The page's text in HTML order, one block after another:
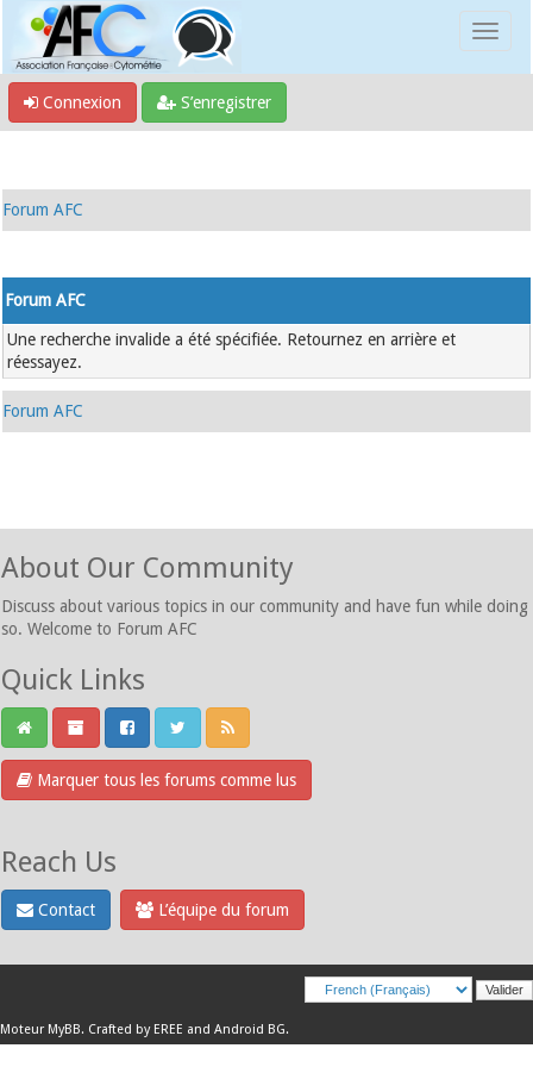
Connexion S’enregistrer
Forum AFC
Forum AFC
Une recherche invalide a été spécifiée. Retournez en arrière et
réessayez.
Forum AFC
About Our Community
Discuss about various topics in our community and have fun while doing
so. Welcome to Forum AFC
Quick Links
Marquer tous les forums comme lus
Reach Us
Contact L’équipe du forum
Moteur MyBB. Crafted by EREE and Android BG.